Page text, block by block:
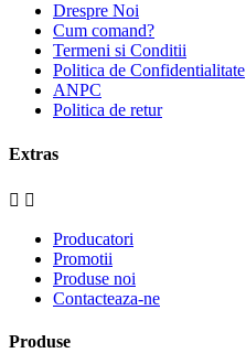
Drespre Noi
Cum comand?
Termeni si Conditii
Politica de Confidentialitate
ANPC
Politica de retur
Extras
 
Producatori
Promotii
Produse noi
Contacteaza-ne
Produse